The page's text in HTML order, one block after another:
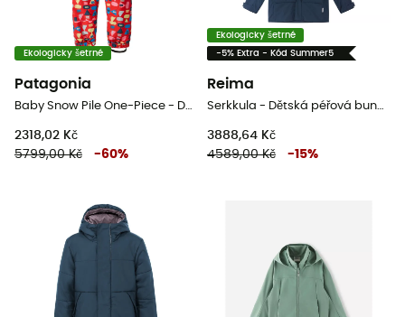
Ekologicky šetrné
Patagonia
Baby Snow Pile One-Piece - Dětská kombinéza
2318,02 Kč
5799,00 Kč
-60%
Ekologicky šetrné
-5% Extra - Kód Summer5
Reima
Serkkula - Dětská péřová bunda
3888,64 Kč
4589,00 Kč
-15%